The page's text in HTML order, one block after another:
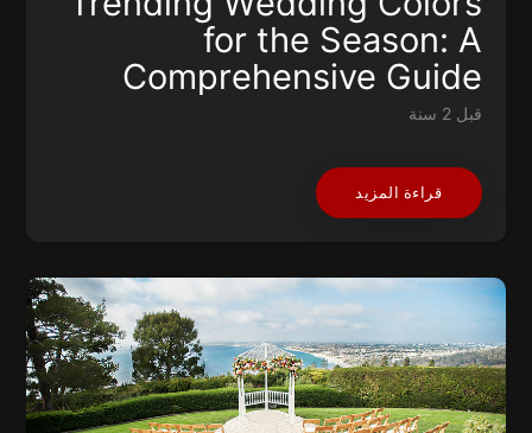
for the Season: A
Comprehensive Guide
قبل 2 سنة
قراءة المزيد